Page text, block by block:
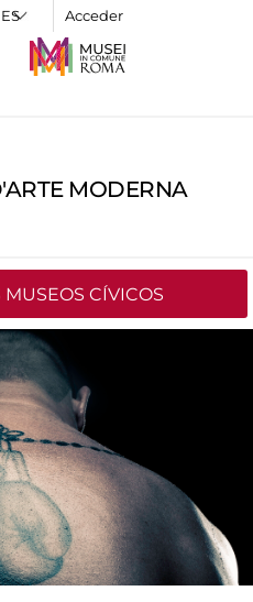
Acceder
MODERNA
MUSEOS CÍVICOS